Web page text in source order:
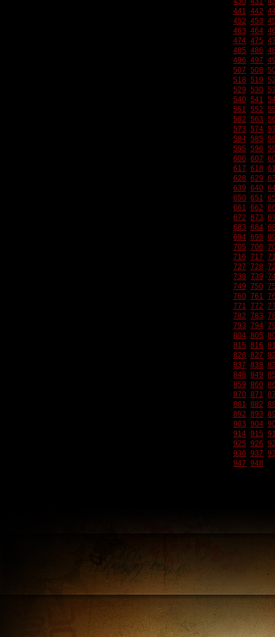
441 442
452 453
463 464
474 475
485 486
496 497
507 508
518 519
529 530
540 541
551 552
562 563
573 574
584 585
595 596
606 607
617 618
628 629
639 640
650 651
661 662
672 673
683 684
694 695
705 706
716 717
727 728
738 739
749 750
760 761
771 772
782 783
793 794
804 805
815 816
826 827
837 838
848 849
859 860
870 871
881 882
892 893
903 904
914 915
925 926
936 937
947 948